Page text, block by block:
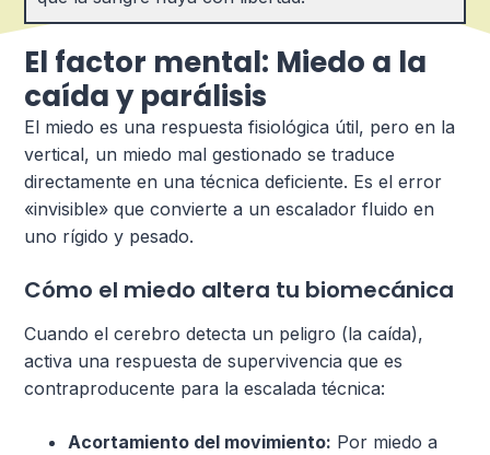
El factor mental: Miedo a la
caída y parálisis
El miedo es una respuesta fisiológica útil, pero en la
vertical, un miedo mal gestionado se traduce
directamente en una técnica deficiente. Es el error
«invisible» que convierte a un escalador fluido en
uno rígido y pesado.
Cómo el miedo altera tu biomecánica
Cuando el cerebro detecta un peligro (la caída),
activa una respuesta de supervivencia que es
contraproducente para la escalada técnica:
Acortamiento del movimiento: Por miedo a